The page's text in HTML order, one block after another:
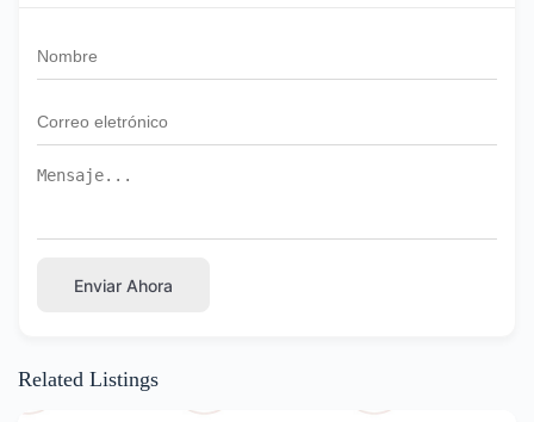
Enviar Ahora
Related Listings